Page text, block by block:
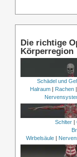
Die richtige
Körperregion
Schädel und
Halraum| Rachen|
Schlter|
Wirbelsäule |